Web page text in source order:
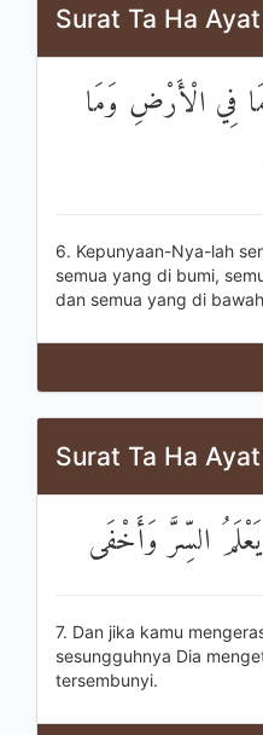
Surat Ta Ha
فِي الْأَرْضِ وَمَا
6. Kepunyaan-Nya-lah
semua yang di bumi,
dan semua yang di
Surat Ta Ha
السِّرَّ وَأَخْفَى
7. Dan jika kamu
sesungguhnya Dia
tersembunyi.